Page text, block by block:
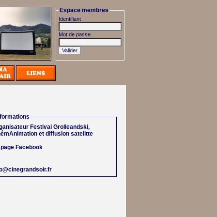
Espace membres
Identifiant
Mot de passe
Festival Grolleandski,
et diffusion satelitte
page Facebook